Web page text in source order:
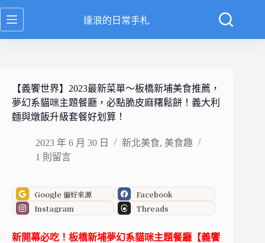
跳
至
達浪的日常手札
【義饗世界】2023最新菜單～板橋新埔美食推薦，
夢幻系貓咪主題餐廳，必點脆皮麻糬鬆餅！義大利
麵與燉飯升級套餐好划算！
2023 年 6 月 30 日 新北美食, 美食趣
1 則留言
Google 偏好來源
Facebook
Instagram
Threads
新開幕必吃！ 板橋新埔夢幻系貓咪主題餐廳 【義饗